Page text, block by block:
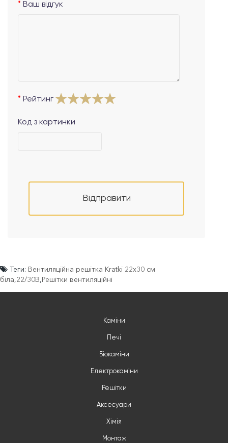
Ваш відгук
Рейтинг
Код з картинки
Відправити
Теги: Вентиляційна решітка Kratki 22х30 см
біла,22/30B,Решітки вентиляційні
Каміни
Печі
Біокаміни
Електрокаміни
Решітки
Аксесуари
Хімія
Монтаж